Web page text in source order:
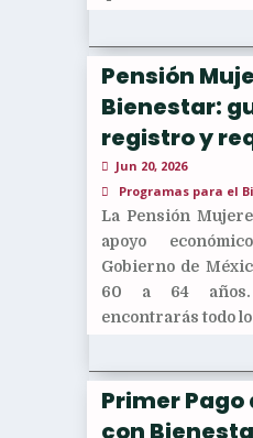
Pensión
Bienestar:
registro y
Jun 20, 2026
Programas para el
La Pensión
apoyo
Gobierno de
60 a 64
encontrarás todo lo
Primer Pago
con